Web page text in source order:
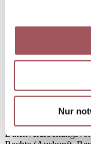
Nur
berechtigtes
der sozialen
Sinne des Art. 6
Wenn Sie einen
besuchen, sind wir
Plattform für die bei